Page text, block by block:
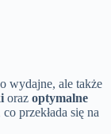
wydajne, ale także
oraz optymalne
przekłada się na